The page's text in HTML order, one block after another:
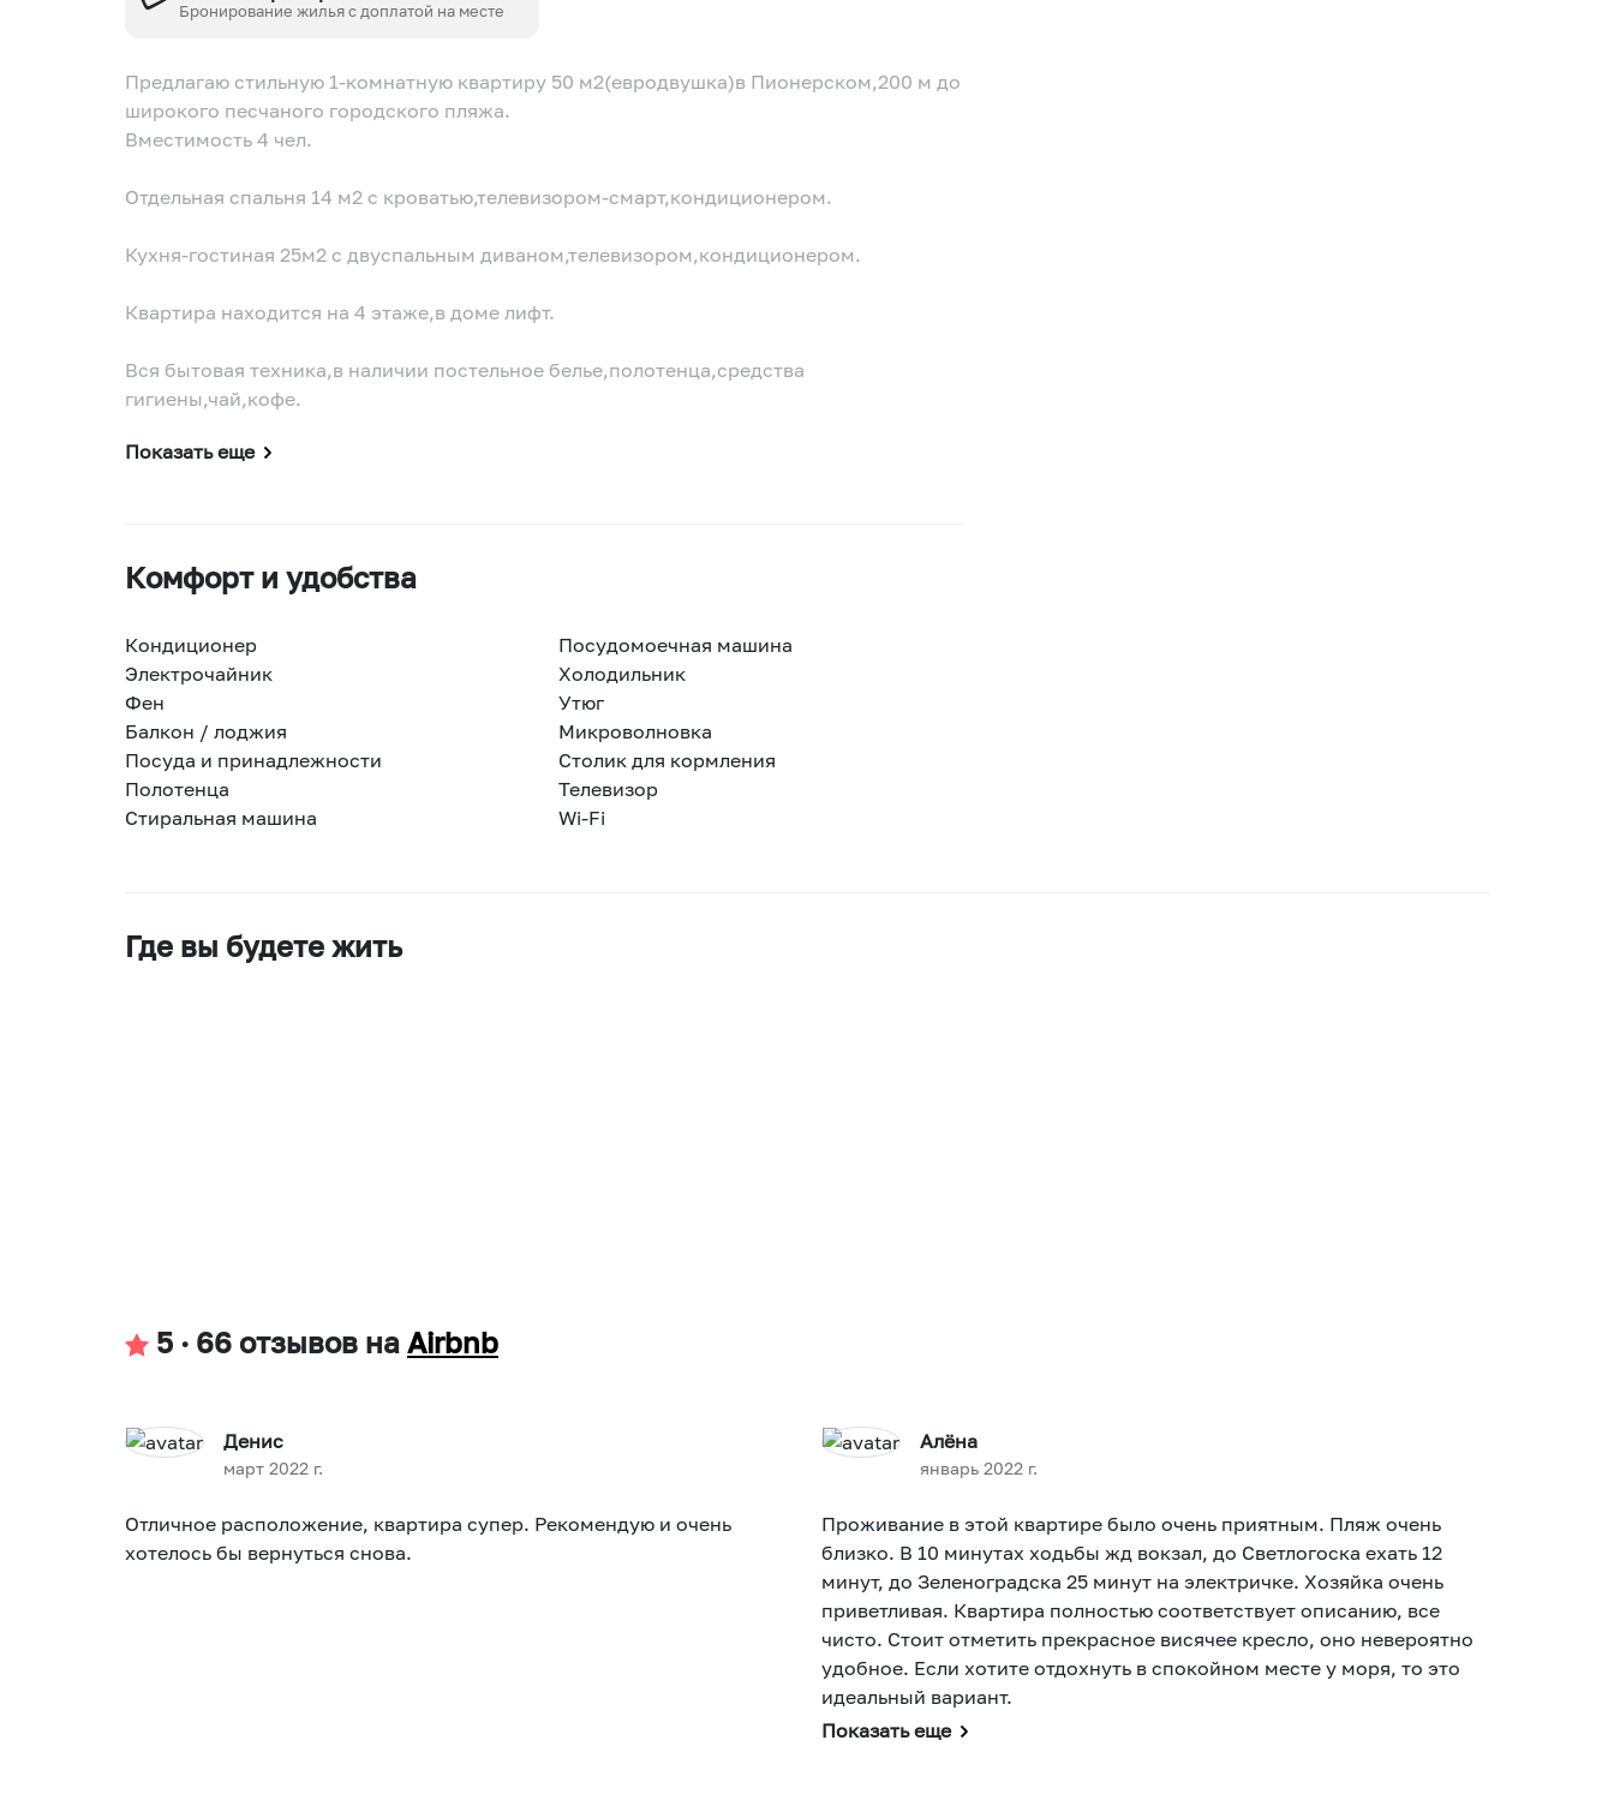
Бронирование жилья с доплатой на месте
Предлагаю стильную 1-комнатную квартиру 50 м2(евродвушка)в Пионерском,200 м до
широкого песчаного городского пляжа.
Вместимость 4 чел.
Отдельная спальня 14 м2 с кроватью,телевизором-смарт,кондиционером.
Кухня-гостиная 25м2 с двуспальным диваном,телевизором,кондиционером.
Квартира находится на 4 этаже,в доме лифт.
Вся бытовая техника,в наличии постельное белье,полотенца,средства
гигиены,чай,кофе.
Показать еще
Комфорт и удобства
Кондиционер
Посудомоечная машина
Электрочайник
Холодильник
Фен
Утюг
Балкон / лоджия
Микроволновка
Посуда и принадлежности
Столик для кормления
Полотенца
Телевизор
Стиральная машина
Wi-Fi
Где вы будете жить
5 · 66 отзывов на Airbnb
Денис
март 2022 г.
Отличное расположение, квартира супер. Рекомендую и очень
хотелось бы вернуться снова.
Алёна
январь 2022 г.
Проживание в этой квартире было очень приятным. Пляж очень
близко. В 10 минутах ходьбы жд вокзал, до Светлогоска ехать 12
минут, до Зеленоградска 25 минут на электричке. Хозяйка очень
приветливая. Квартира полностью соответствует описанию, все
чисто. Стоит отметить прекрасное висячее кресло, оно невероятно
удобное. Если хотите отдохнуть в спокойном месте у моря, то это
идеальный вариант.
Показать еще